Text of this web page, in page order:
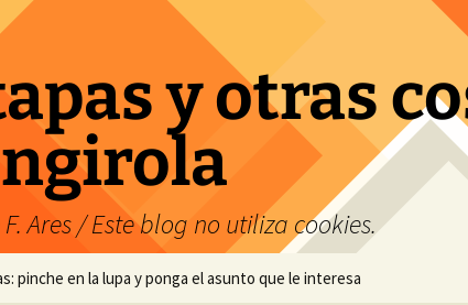
y otras
Ares / Este blog no utiliza cookies.
pinche en la lupa y ponga el asunto que le interesa